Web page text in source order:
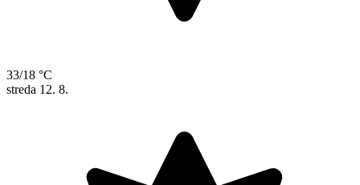
33/18 °C
streda 12. 8.